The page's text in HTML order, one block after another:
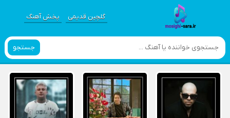
گلچین قدیمی پخش آهنگ
جستجو